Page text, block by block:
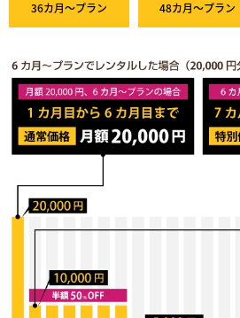
36カ月～プラン 48カ月～プラン